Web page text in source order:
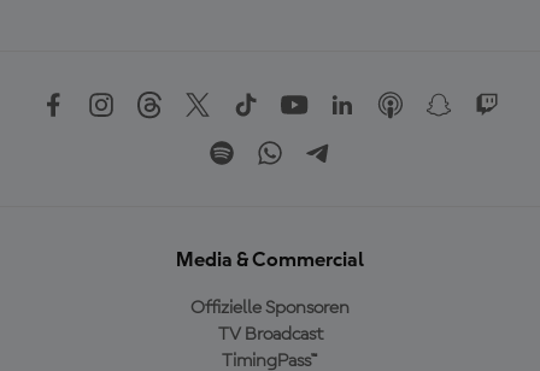
Media & Commercial
Offizielle Sponsoren
TV Broadcast
TimingPass™